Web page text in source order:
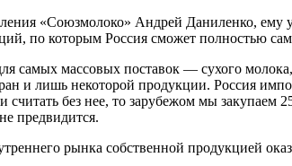
«Союзмолоко» Андрей Даниленко, ему
по которым Россия сможет полностью
самых массовых поставок — сухого
и лишь некоторой продукции. Россия
считать без нее, то зарубежом мы
предвидится.
рынка собственной продукцией